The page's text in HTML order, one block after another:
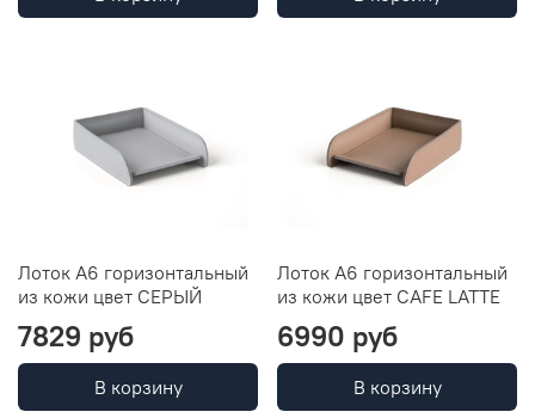
Лоток А6 горизонтальный
из кожи цвет СЕРЫЙ
7829 руб
В корзину
Лоток А6 горизонтальный
из кожи цвет CAFE LATTE
6990 руб
В корзину